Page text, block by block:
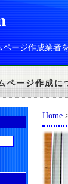
ージ作成業者
ページ作成に
Home